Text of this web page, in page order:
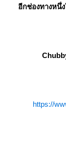
อีกช่องทางหนึ่
https://